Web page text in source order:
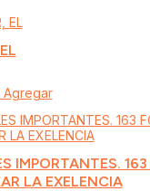
Agregar
IMPORTANTES.
LA EXELENCIA